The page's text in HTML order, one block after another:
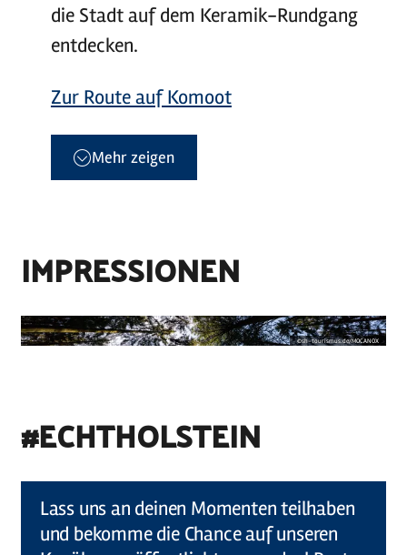
die Stadt auf dem Keramik-Rundgang
entdecken.
Zur Route auf Komoot
Mehr zeigen
IMPRESSIONEN
©sh-tourismus.de/MOCANOX
#ECHTHOLSTEIN
Lass uns an deinen Momenten teilhaben
und bekomme die Chance auf unseren